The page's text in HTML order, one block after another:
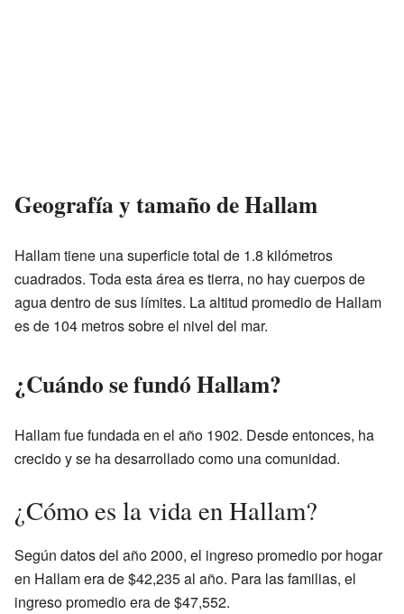
Geografía y tamaño de Hallam
Hallam tiene una superficie total de 1.8 kilómetros
cuadrados. Toda esta área es tierra, no hay cuerpos de
agua dentro de sus límites. La altitud promedio de Hallam
es de 104 metros sobre el nivel del mar.
¿Cuándo se fundó Hallam?
Hallam fue fundada en el año 1902. Desde entonces, ha
crecido y se ha desarrollado como una comunidad.
¿Cómo es la vida en Hallam?
Según datos del año 2000, el ingreso promedio por hogar
en Hallam era de $42,235 al año. Para las familias, el
ingreso promedio era de $47,552.